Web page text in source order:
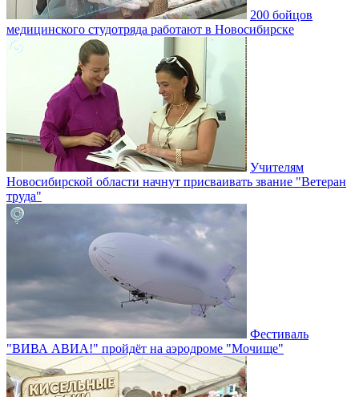
200 бойцов
медицинского студотряда работают в Новосибирске
Учителям
Новосибирской области начнут присваивать звание "Ветеран
труда"
Фестиваль
"ВИВА АВИА!" пройдёт на аэродроме "Мочище"